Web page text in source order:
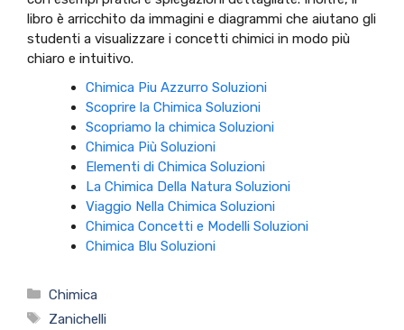
libro è arricchito da immagini e diagrammi che aiutano gli
studenti a visualizzare i concetti chimici in modo più
chiaro e intuitivo.
Chimica Piu Azzurro Soluzioni
Scoprire la Chimica Soluzioni
Scopriamo la chimica Soluzioni
Chimica Più Soluzioni
Elementi di Chimica Soluzioni
La Chimica Della Natura Soluzioni
Viaggio Nella Chimica Soluzioni
Chimica Concetti e Modelli Soluzioni
Chimica Blu Soluzioni
Categorie
Chimica
Tag
Zanichelli